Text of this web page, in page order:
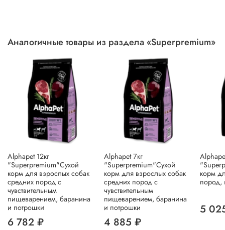
Аналогичные товары из раздела «Superpremium»
Alphapet 12кг
"Superpremium"Сухой
корм для взрослых собак
средних пород с
чувствительным
пищеварением, баранина
и потрошки
6 782 ₽
Alphapet 7кг
"Superpremium"Сухой
корм для взрослых собак
средних пород с
чувствительным
пищеварением, баранина
и потрошки
4 885 ₽
корм
пород,
5